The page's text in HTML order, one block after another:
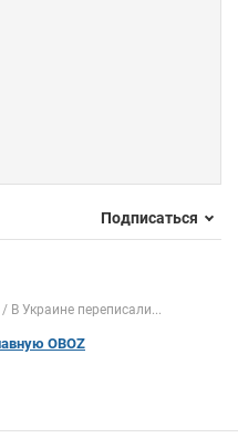
Подписаться
В Украине переписали...
OBOZ